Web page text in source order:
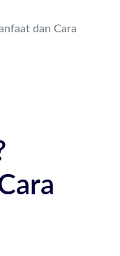
dan Cara
Kontak